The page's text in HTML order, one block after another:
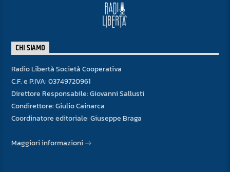
CHI SIAMO
Radio Libertà Società Cooperativa
C.F. e P.IVA: 03749720961
Direttore Responsabile: Giovanni Sallusti
Condirettore: Giulio Cainarca
Coordinatore editoriale: Giuseppe Braga
Maggiori informazioni